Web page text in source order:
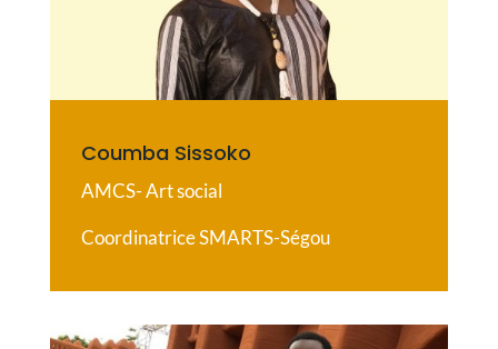
Coumba Sissoko
AMCS- Art social
Coordinatrice SMARTS-Ségou